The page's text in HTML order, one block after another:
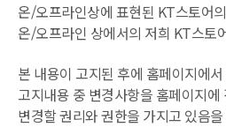
온/오프라인상에 표현된 KT스토어
온/오프라인 상에서의 저희 KT스토
본 내용이 고지된 후에 홈페이지에
고지내용 중 변경사항을 홈페이지
변경할 권리와 권한을 가지고 있음